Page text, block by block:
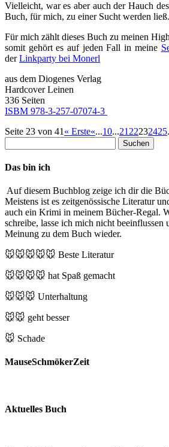
Vielleicht, war es aber auch der Hauch
Buch, für mich, zu einer Sucht werden ließ.
Für mich zählt dieses Buch zu meinen
somit gehört es auf jeden Fall in meine
derLinkparty bei Monerl
aus dem Diogenes Verlag
Hardcover Leinen
336 Seiten
ISBM 978-3-257-07074-3
Seite 23 von 41 « Erste«...10...21 22232425
nach:
Das bin ich
Auf diesem Buchblog zeige ich dir die
Meistens ist es zeitgenössische Literatur
auch ein Krimi in meinem Bücher-Regal.
schreibe, lasse ich mich nicht beeinflussen
Meinung zu dem Buch wieder.
🐭🐭🐭🐭🐭 Beste Literatur
🐭🐭🐭🐭 hat Spaß gemacht
🐭🐭🐭 Unterhaltung
🐭🐭 geht besser
🐭 Schade
MauseSchmökerZeit
Aktuelles Buch